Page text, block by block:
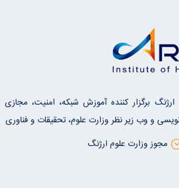
برگزار کننده آموزش شبکه، امنیت، مجازی
و وب زیر نظر وزارت علوم، تحقیقات و فناوری
مجوز وزارت علوم ارژنگ